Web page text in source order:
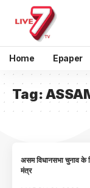
Home Epaper
Tag:
असम विधानसभा चुनाव के
मंत्र